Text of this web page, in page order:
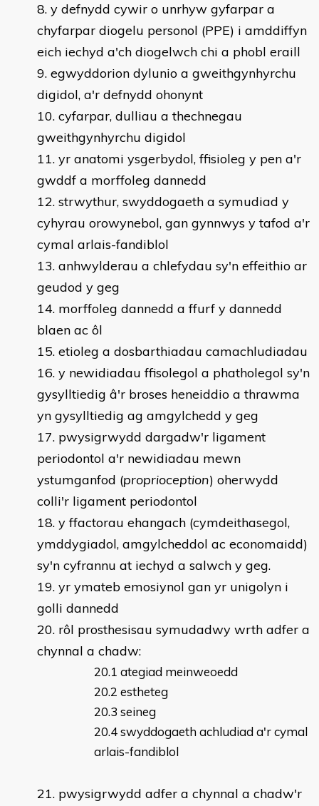
y defnydd cywir o unrhyw gyfarpar a
chyfarpar diogelu personol (PPE) i amddiffyn
eich iechyd a'ch diogelwch chi a phobl eraill
egwyddorion dylunio a gweithgynhyrchu
digidol, a'r defnydd ohonynt
cyfarpar, dulliau a thechnegau
gweithgynhyrchu digidol
yr anatomi ysgerbydol, ffisioleg y pen a'r
gwddf a morffoleg dannedd
strwythur, swyddogaeth a symudiad y
cyhyrau orowynebol, gan gynnwys y tafod a'r
cymal arlais-fandiblol
anhwylderau a chlefydau sy'n effeithio ar
geudod y geg
morffoleg dannedd a ffurf y dannedd
blaen ac ôl
etioleg a dosbarthiadau camachludiadau
y newidiadau ffisolegol a phatholegol sy'n
gysylltiedig â'r broses heneiddio a thrawma
yn gysylltiedig ag amgylchedd y geg
pwysigrwydd dargadw'r ligament
periodontol a'r newidiadau mewn
ystumganfod (proprioception) oherwydd
colli'r ligament periodontol
y ffactorau ehangach (cymdeithasegol,
ymddygiadol, amgylcheddol ac economaidd)
sy'n cyfrannu at iechyd a salwch y geg.
yr ymateb emosiynol gan yr unigolyn i
golli dannedd
rôl prosthesisau symudadwy wrth adfer a
chynnal a chadw:
ategiad meinweoedd
estheteg
seineg
swyddogaeth achludiad a'r cymal
arlais-fandiblol
pwysigrwydd adfer a chynnal a chadw'r